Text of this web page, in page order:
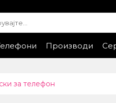
Производи
за телефон